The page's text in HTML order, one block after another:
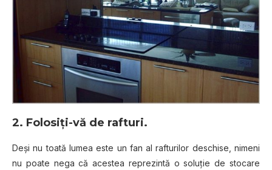
2. Folosiţi-vă de rafturi.
Deși nu toată lumea este un fan al rafturilor deschise, nimeni
nu poate nega că acestea reprezintă o soluție de stocare